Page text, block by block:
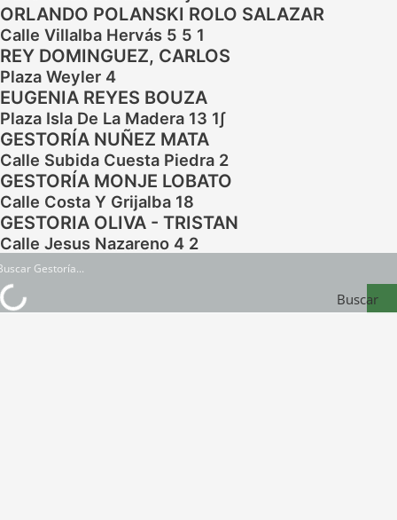
ORLANDO POLANSKI ROLO SALAZAR
Calle Villalba Hervás 5 5 1
REY DOMINGUEZ, CARLOS
Plaza Weyler 4
EUGENIA REYES BOUZA
Plaza Isla De La Madera 13 1∫
GESTORÍA NUÑEZ MATA
Calle Subida Cuesta Piedra 2
GESTORÍA MONJE LOBATO
Calle Costa Y Grijalba 18
GESTORIA OLIVA - TRISTAN
Calle Jesus Nazareno 4 2
Buscar